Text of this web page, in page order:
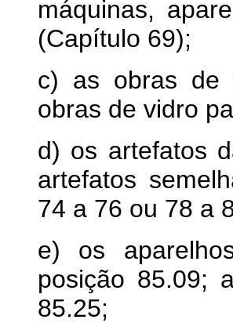
máquinas,
(Capítulo 69);
c) as obras de
obras de vidro
d) os artefatos
artefatos
74 a 76 ou 78 a
e) os
posição 85.09;
85.25;